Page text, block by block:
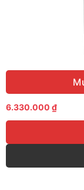
6.330.000 ₫